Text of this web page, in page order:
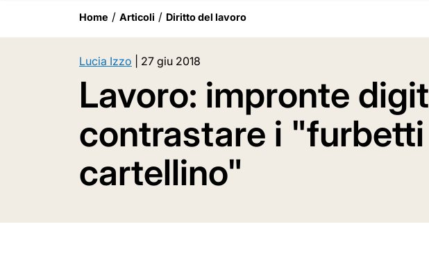
Home Articoli Diritto del lavoro
Lucia Izzo 27 giu 2018
Lavoro: impronte
contrastare i
cartellino"